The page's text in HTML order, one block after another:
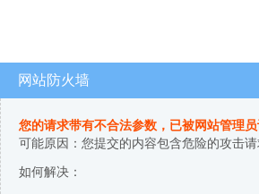
网站防火墙
您的请求带有不合法参数，已被网站管理员
可能原因：您提交的内容包含危险的攻击
如何解决：